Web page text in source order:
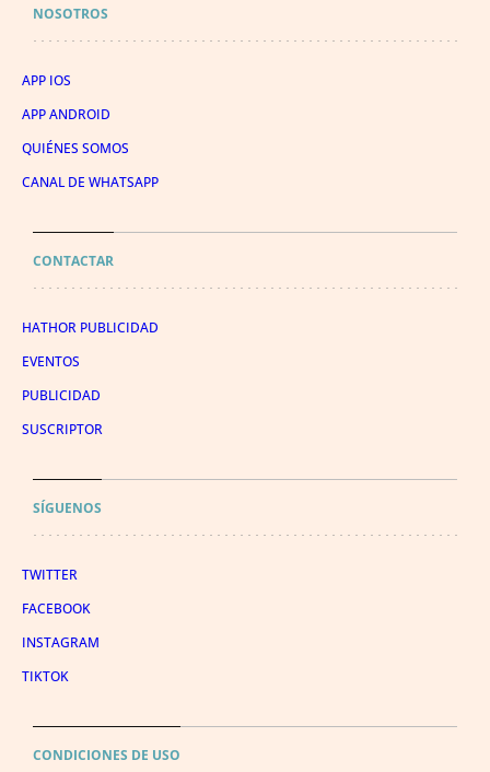
NOSOTROS
APP IOS
APP ANDROID
QUIÉNES SOMOS
CANAL DE WHATSAPP
CONTACTAR
HATHOR PUBLICIDAD
EVENTOS
PUBLICIDAD
SUSCRIPTOR
SÍGUENOS
TWITTER
FACEBOOK
INSTAGRAM
TIKTOK
CONDICIONES DE USO